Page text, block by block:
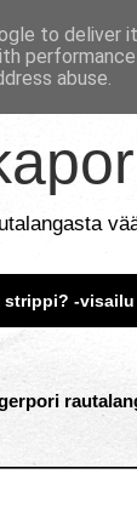
strippi? -visailu
to deliver
abuse.